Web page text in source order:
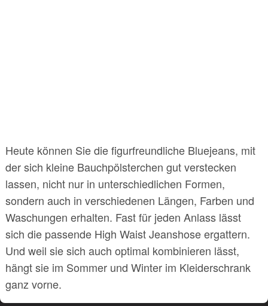
Heute können Sie die figurfreundliche Bluejeans, mit
der sich kleine Bauchpölsterchen gut verstecken
lassen, nicht nur in unterschiedlichen Formen,
sondern auch in verschiedenen Längen, Farben und
Waschungen erhalten. Fast für jeden Anlass lässt
sich die passende High Waist Jeanshose ergattern.
Und weil sie sich auch optimal kombinieren lässt,
hängt sie im Sommer und Winter im Kleiderschrank
ganz vorne.